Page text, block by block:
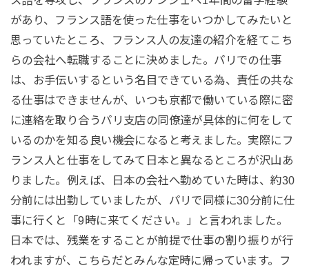
があり、フランス語を使った仕事をいつかしてみたいと
思っていたところ、フランス人の友達の紹介を経てこち
らの会社へ転職することに決めました。パリでの仕事
は、お手伝いするという名目できている為、責任の共な
る仕事はできませんが、いつも京都で働いている際に密
に連絡を取り合うパリ支店の同僚達が具体的に何をして
いるのかを知る良い機会になると考えました。実際にフ
ランス人と仕事をしてみて日本と異なるところが沢山あ
りました。例えば、日本の会社へ勤めていた時は、約30
分前には出勤していましたが、パリで同様に30分前に仕
事に行くと「9時に来てください。」と言われました。
日本では、残業をすることが前提で仕事の割り振りが行
われますが、こちらだとみんな定時に帰っています。フ